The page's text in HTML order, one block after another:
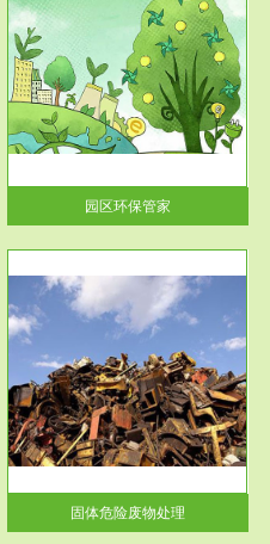
园区环保管家
固体危险废物处理